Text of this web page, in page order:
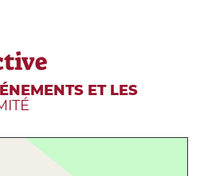
ET LES